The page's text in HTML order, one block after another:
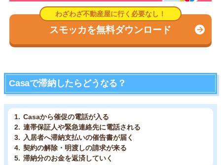
スモッカを無料ダウンロード
Casaで滞納したらどうなる？
Casaから催促の電話が入る
連帯保証人や緊急連絡先に電話される
入居者へ滞納支払いの催告書が届く
契約の解除・明渡しの請求が来る
滞納分のお金を返済していく